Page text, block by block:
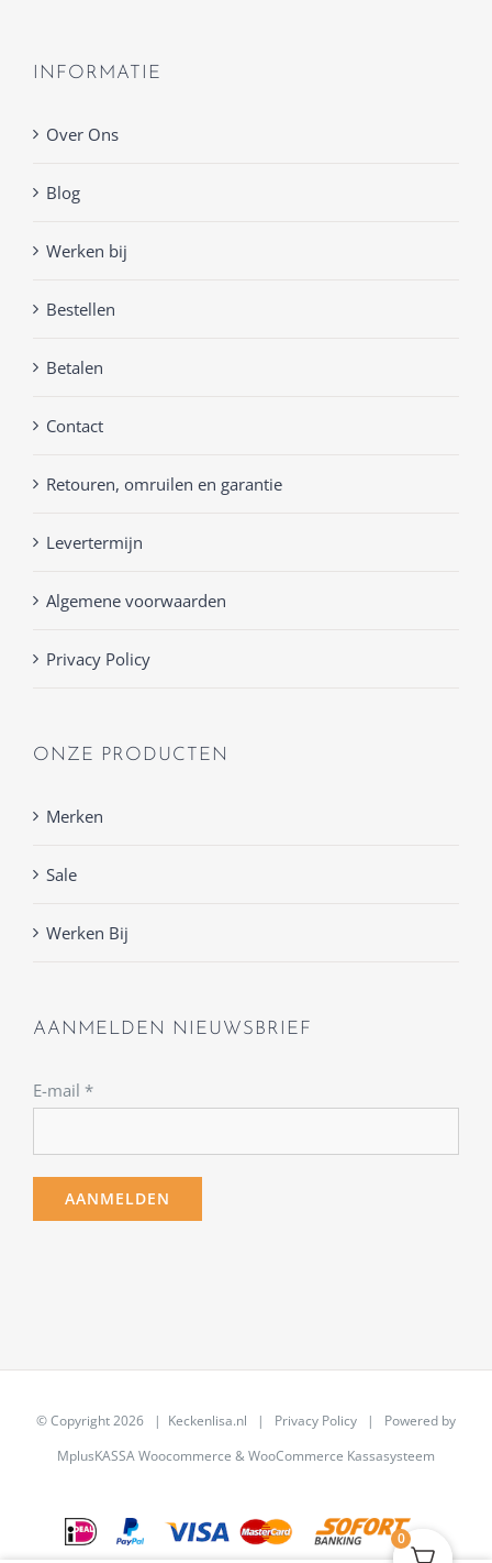
INFORMATIE
Over Ons
Blog
Werken bij
Bestellen
Betalen
Contact
Retouren, omruilen en garantie
Levertermijn
Algemene voorwaarden
Privacy Policy
ONZE PRODUCTEN
Merken
Sale
Werken Bij
AANMELDEN NIEUWSBRIEF
E-mail *
© Copyright2026 | Keckenlisa.nl | Privacy Policy | Powered by
MplusKASSA Woocommerce &WooCommerce Kassasysteem
0